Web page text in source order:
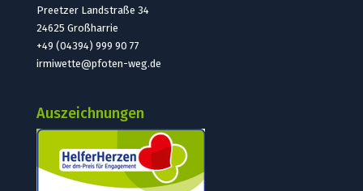
Preetzer Landstraße 34
24625 Großharrie
+49 (04394) 999 90 77
irmiwette@pfoten-weg.de
Auszeichnungen